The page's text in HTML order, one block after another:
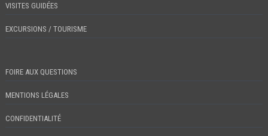
VISITES GUIDÉES
EXCURSIONS / TOURISME
FOIRE AUX QUESTIONS
MENTIONS LÉGALES
CONFIDENTIALITÉ